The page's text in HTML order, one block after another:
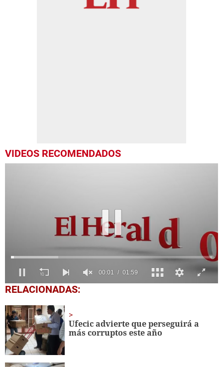
VIDEOS RECOMENDADOS
0
seconds
1
minute,
59
seconds
RELACIONADAS:
Ufecic advierte que perseguirá a
más corruptos este año